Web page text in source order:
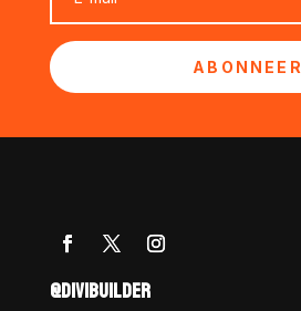
ABONNEER
@DIVIBUILDER